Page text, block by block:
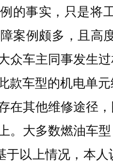
的事实，只是将
案例颇多，且高
众车主同事发生
款车型的机电单
在其他维修途径
。大多数燃油车
于以上情况，本